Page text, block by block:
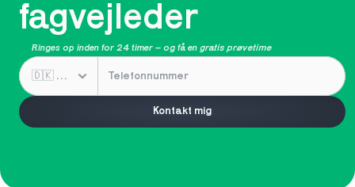
fagvejleder
Ringes op inden for 24 timer – og få en gratis prøvetime
Kontakt mig